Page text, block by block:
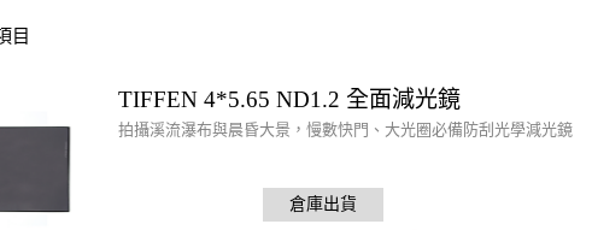
目
TIFFEN 4*5.65 ND1.2 全面減光鏡
拍攝溪流瀑布與晨昏大景，慢數快門、大光圈必備防刮光學減光鏡